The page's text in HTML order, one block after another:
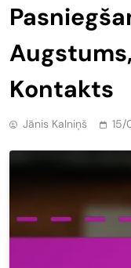
Kontakts
Jānis Kalniņš 15/